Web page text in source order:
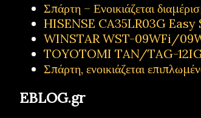
Σπάρτη – Ενοικιάζεται
HISENSE CA35LR03G Easy
WINSTAR WST-09WFi/
TOYOTOMI TAN/TAG-
Σπάρτη, ενοικιάζεται
EBLOG.gr